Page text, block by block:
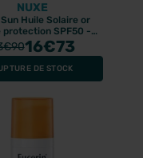
NUXE
Huile Solaire or
protection SPF50 -
150ml
€9016€73
DE STOCK